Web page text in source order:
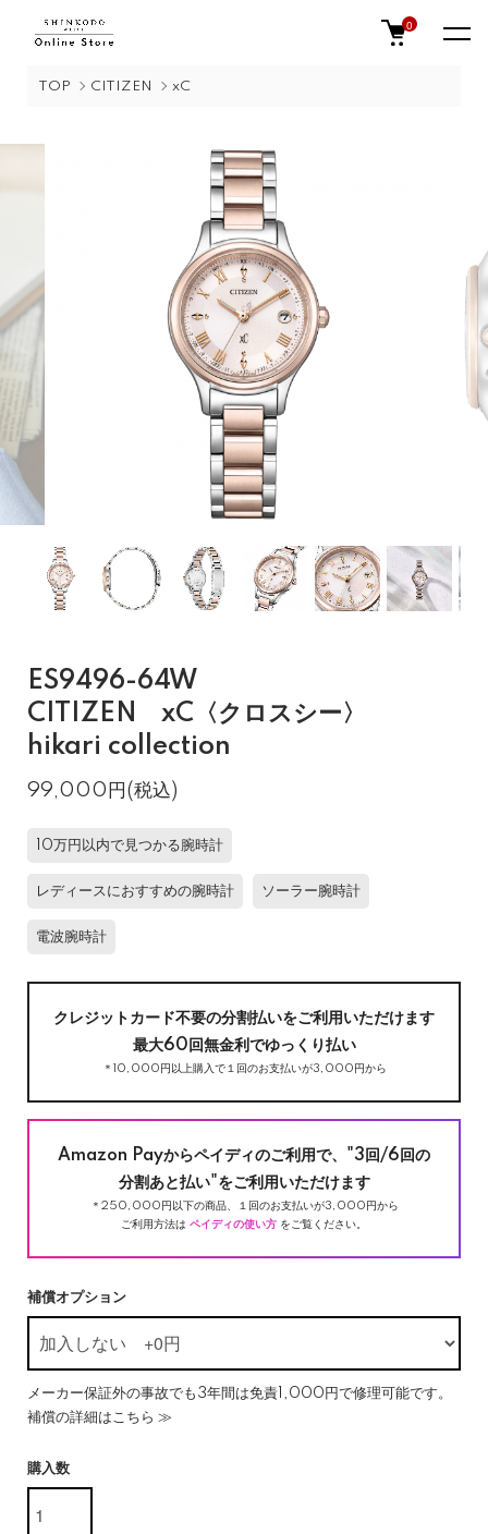
0
TOP CITIZEN xC
ES9496-64W
CITIZEN xC〈クロスシー〉
hikari collection
99,000円(税込)
10万円以内で見つかる腕時計
レディースにおすすめの腕時計 ソーラー腕時計
電波腕時計
クレジットカード不要の分割払いをご利用いただけます
最大60回無金利でゆっくり払い
＊10,000円以上購入で１回のお支払いが3,000円から
Amazon Payからペイディのご利用で、"3回/6回の
分割あと払い"をご利用いただけます
＊250,000円以下の商品、１回のお支払いが3,000円から
ご利用方法は ペイディの使い方 をご覧ください。
補償オプション
メーカー保証外の事故でも3年間は免責1,000円で修理可能です。
補償の詳細はこちら ≫
購入数